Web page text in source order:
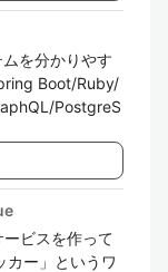
を分かりやす
Boot/Ruby/
PostgreS
ビスを作って
カー」というワ